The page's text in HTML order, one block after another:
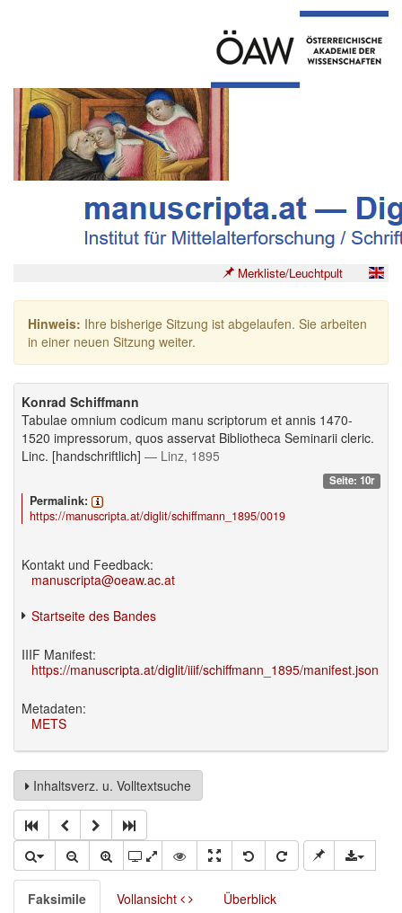
Merkliste/Leuchtpult
Hinweis: Ihre bisherige Sitzung ist abgelaufen. Sie arbeiten
in einer neuen Sitzung weiter.
Konrad Schiffmann
Tabulae omnium codicum manu scriptorum et annis 1470-
1520 impressorum, quos asservat Bibliotheca Seminarii cleric.
Linc. [handschriftlich] — Linz, 1895
Seite: 10r
Permalink:
https://manuscripta.at/diglit/schiffmann_1895/0019
Kontakt und Feedback:
manuscripta@oeaw.ac.at
Startseite des Bandes
IIIF Manifest:
https://manuscripta.at/diglit/iiif/schiffmann_1895/manifest.json
Metadaten:
METS
Inhaltsverz. u. Volltextsuche
Faksimile Vollansicht Überblick